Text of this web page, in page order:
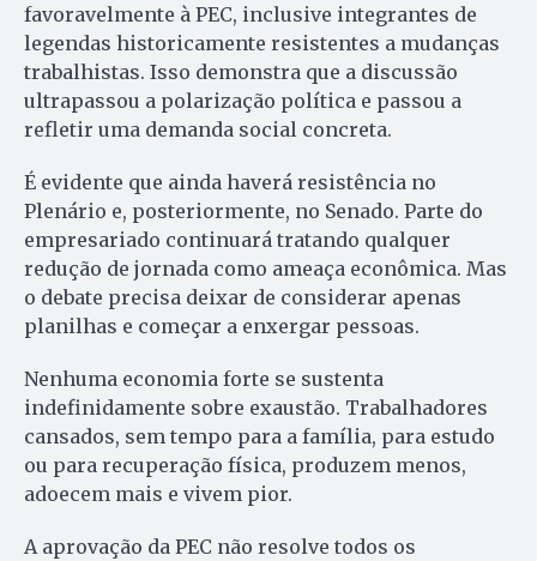
favoravelmente à PEC, inclusive integrantes de
legendas historicamente resistentes a mudanças
trabalhistas. Isso demonstra que a discussão
ultrapassou a polarização política e passou a
refletir uma demanda social concreta.
É evidente que ainda haverá resistência no
Plenário e, posteriormente, no Senado. Parte do
empresariado continuará tratando qualquer
redução de jornada como ameaça econômica. Mas
o debate precisa deixar de considerar apenas
planilhas e começar a enxergar pessoas.
Nenhuma economia forte se sustenta
indefinidamente sobre exaustão. Trabalhadores
cansados, sem tempo para a família, para estudo
ou para recuperação física, produzem menos,
adoecem mais e vivem pior.
A aprovação da PEC não resolve todos os